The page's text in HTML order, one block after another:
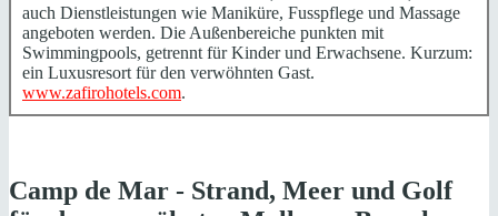
auch Dienstleistungen wie Maniküre, Fusspflege und Massage
angeboten werden. Die Außenbereiche punkten mit
Swimmingpools, getrennt für Kinder und Erwachsene. Kurzum:
ein Luxusresort für den verwöhnten Gast.
www.zafirohotels.com.
Camp de Mar - Strand, Meer und Golf